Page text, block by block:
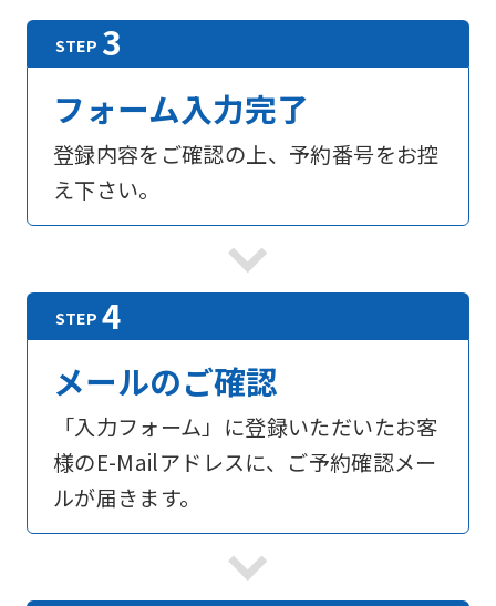
フォーム入力完了
登録内容をご確認の上、予約番号をお控
え下さい。
メールのご確認
「入力フォーム」に登録いただいたお客
様のE-Mailアドレスに、ご予約確認メー
ルが届きます。